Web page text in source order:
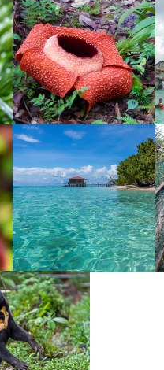
УВЕЛИЧИ
УВЕЛИЧИ